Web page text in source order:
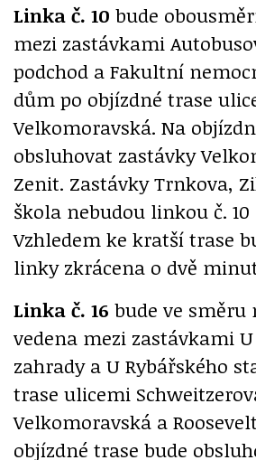
Linka č. 10 bude
mezi zastávkami
podchod a Fakultní
dům po objízdné trase
Velkomoravská. Na
obsluhovat zastávky
Zenit. Zastávky Trnkova,
škola nebudou linkou č.
Vzhledem ke kratší trase
linky zkrácena o dvě
Linka č. 16 bude ve směru
vedena mezi zastávkami
zahrady a U Rybářského
trase ulicemi
Velkomoravská a
objízdné trase bude